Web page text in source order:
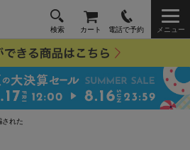
検索 カート 電話で予約 メニュー
された